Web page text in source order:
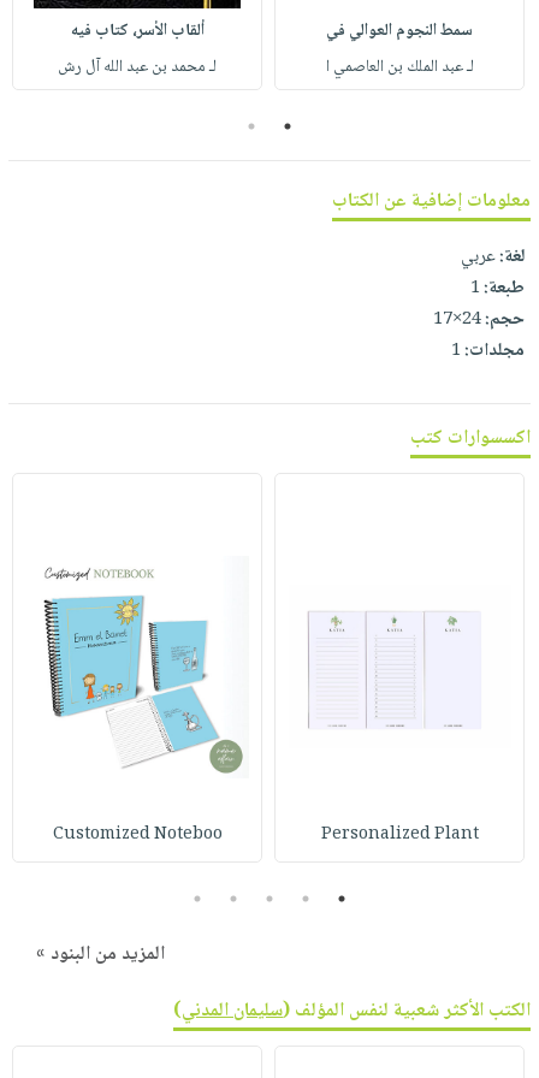
مناسبات
فيديوهات
أسئلة
يتكرر
خدمات
نيل
وفرات
انشر
كتابك
تواصل
معنا
التسوق
الإصدارات
سمط النجوم العوالي في
لـ عبد الملك بن العاصمي ا
ألقاب الأسر، كتاب فيه
لـ محمد بن عبد الله آل رش
1
2
معلومات إضافية عن الكتاب
لغة:عربي
طبعة:1
حجم:24×17
مجلدات:1
اكسسوارات كتب
Personalized Plant
Customized Noteboo
1
2
3
4
5
المزيد من البنود »
الكتب الأكثر شعبية لنفس المؤلف (سليمان المدني)